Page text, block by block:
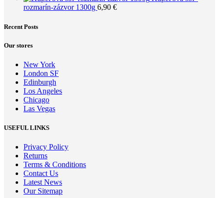
rozmarín-zázvor 1300g 6,90 €
Recent Posts
Our stores
New York
London SF
Edinburgh
Los Angeles
Chicago
Las Vegas
USEFUL LINKS
Privacy Policy
Returns
Terms & Conditions
Contact Us
Latest News
Our Sitemap